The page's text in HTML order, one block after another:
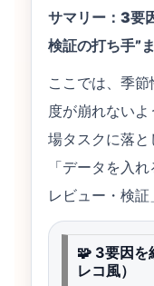
サマリー：3要
検証の打ち手”
ここでは、季
度が崩れない
場タスクに落と
「データを入
レビュー・検証
🧩 3要因を
レコ風）